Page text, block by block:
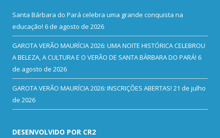
Santa Bárbara do Pará celebra uma grande conquista na
educação! 6 de agosto de 2026
GAROTA VERÃO MAURÍCIA 2026: UMA NOITE HISTÓRICA CELEBROU
A BELEZA, A CULTURA E O VERÃO DE SANTA BÁRBARA DO PARÁ! 6
de agosto de 2026
GAROTA VERÃO MAURÍCIA 2026: INSCRIÇÕES ABERTAS! 21 de julho
de 2026
DESENVOLVIDO POR CR2